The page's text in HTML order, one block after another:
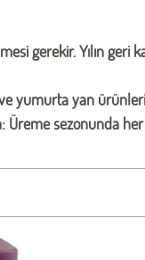
gerekir. Yılın geri
yumurta yan
Üreme sezonunda